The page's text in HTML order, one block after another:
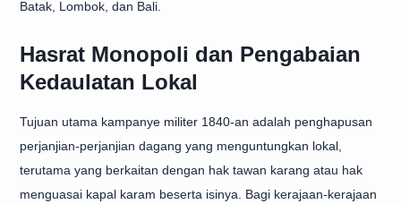
Batak, Lombok, dan Bali.
Hasrat Monopoli dan Pengabaian
Kedaulatan Lokal
Tujuan utama kampanye militer 1840-an adalah penghapusan
perjanjian-perjanjian dagang yang menguntungkan lokal,
terutama yang berkaitan dengan hak tawan karang atau hak
menguasai kapal karam beserta isinya. Bagi kerajaan-kerajaan